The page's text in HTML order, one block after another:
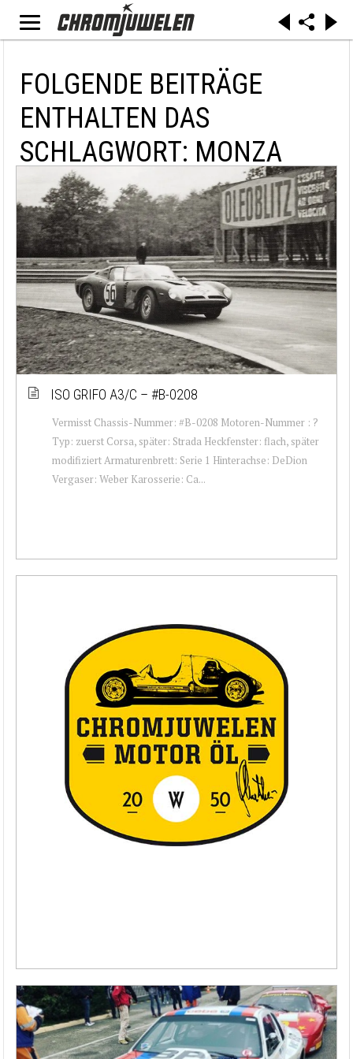
FOLGENDE BEITRÄGE
ENTHALTEN DAS
SCHLAGWORT: MONZA
ISO GRIFO A3/C – #B-0208
Vermisst Chassis-Nummer: #B-0208 Motoren-Nummer : ?
Typ: zuerst Corsa, später: Strada Heckfenster: flach, später
modifiziert Armaturenbrett: Serie 1 Hinterachse: DeDion
Vergaser: Weber Karosserie: Ca...